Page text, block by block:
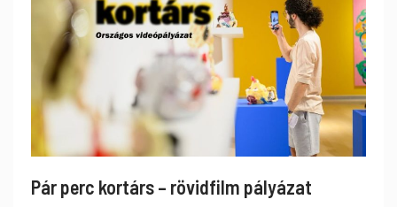
Pár perc kortárs – rövidfilm pályázat